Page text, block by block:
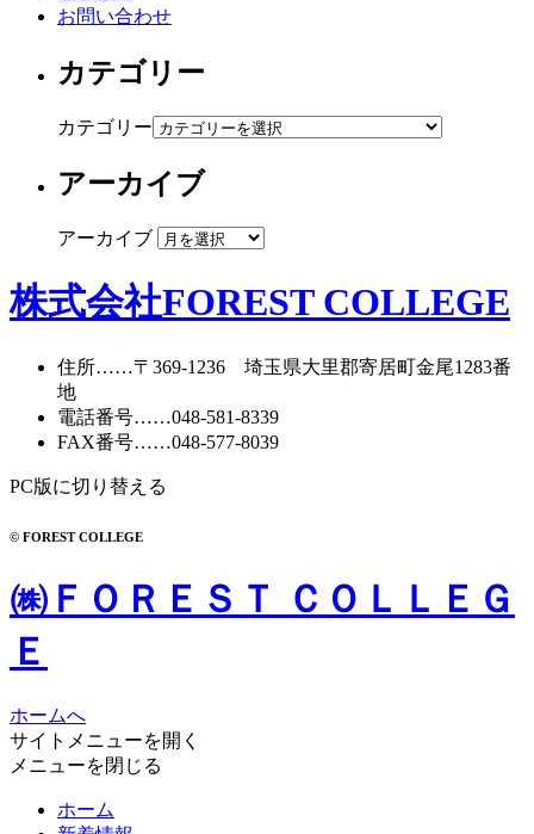
お問い合わせ
カテゴリー
カテゴリー
アーカイブ
アーカイブ
株式会社FOREST COLLEGE
住所……〒369-1236 埼玉県大里郡寄居町金尾1283番
地
電話番号……048-581-8339
FAX番号……048-577-8039
PC版に切り替える
© FOREST COLLEGE
㈱ＦＯＲＥＳＴ ＣＯＬＬＥＧ
Ｅ
ホームへ
サイトメニューを開く
メニューを閉じる
ホーム